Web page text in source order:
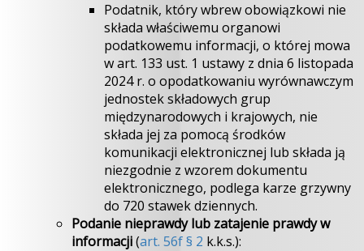
Podatnik, który wbrew obowiązkowi nie
składa właściwemu organowi
podatkowemu informacji, o której mowa
w art. 133 ust. 1 ustawy z dnia 6 listopada
2024 r. o opodatkowaniu wyrównawczym
jednostek składowych grup
międzynarodowych i krajowych, nie
składa jej za pomocą środków
komunikacji elektronicznej lub składa ją
niezgodnie z wzorem dokumentu
elektronicznego, podlega karze grzywny
do 720 stawek dziennych.
Podanie nieprawdy lub zatajenie prawdy w
informacji(art. 56f § 2 k.k.s.):